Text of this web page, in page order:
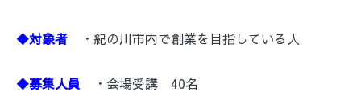
◆対象者 ・紀の川市内で創業を目指している人
◆募集人員 ・会場受講 40名